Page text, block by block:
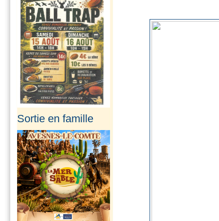
inscrire...
En savoir plus...
Ouverture d'une
consultation
gynécologique à...
Le Département Le
Pas-de-Calais à
travers son Centre
En savoir plus...
Info SMAV
En raison des
fortes chaleurs
annoncées par
Météo...
En savoir plus...
Sortie en famille